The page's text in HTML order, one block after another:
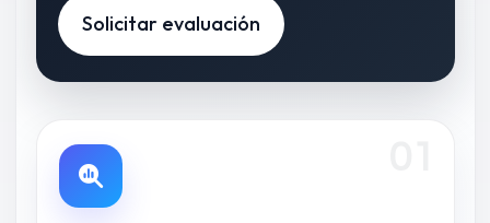
Solicitar evaluación